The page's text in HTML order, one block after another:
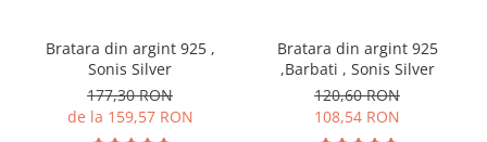
Bratara din argint 925 ,
Sonis Silver
177,30 RON
de la 159,57 RON
Bratara din argint 925
,Barbati , Sonis Silver
120,60 RON
108,54 RON